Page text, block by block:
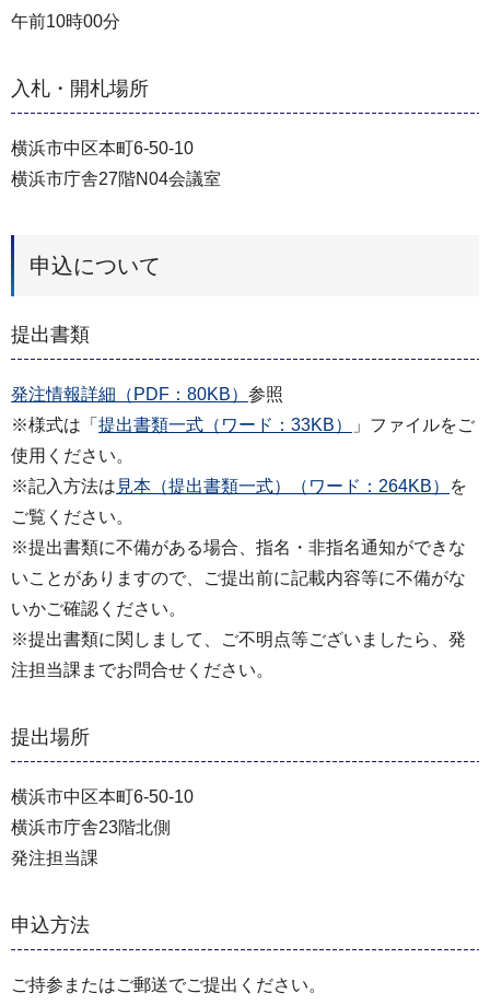
午前10時00分
入札・開札場所
横浜市中区本町6-50-10
横浜市庁舎27階N04会議室
申込について
提出書類
発注情報詳細（PDF：80KB） 参照
※様式は「 提出書類一式（ワード：33KB）
」ファイルをご
使用ください。
※記入方法は 見本（提出書類一式）（ワード：264KB）
を
ご覧ください。
※提出書類に不備がある場合、指名・非指名通知ができな
いことがありますので、ご提出前に記載内容等に不備がな
いかご確認ください。
※提出書類に関しまして、ご不明点等ございましたら、発
注担当課までお問合せください。
提出場所
横浜市中区本町6-50-10
横浜市庁舎23階北側
発注担当課
申込方法
ご持参またはご郵送でご提出ください。